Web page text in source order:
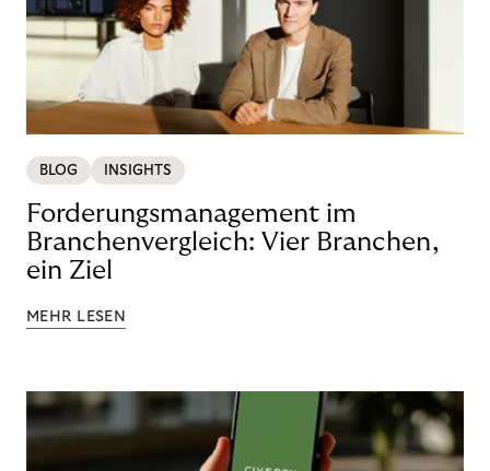
BLOG INSIGHTS
Forderungsmanagement im
Branchenvergleich: Vier Branchen,
ein Ziel
MEHR LESEN